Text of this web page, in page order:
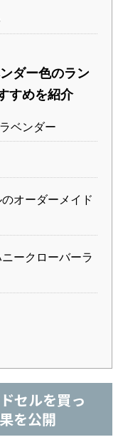
ダー色のラン
すめを紹介
ベンダー
オーダーメイド
ークローバーラ
セルを買っ
を公開